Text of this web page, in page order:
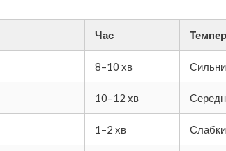
Час
8–10 хв
10–12 хв
1–2 хв